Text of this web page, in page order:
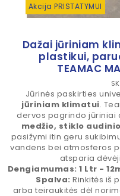
Akcija PRISTATYMUI
Dažai jūriniam
plastikui,
TEAMAC
Jūrinės paskirties
jūriniam klimatui.
dervos pagrindo jūriniai
medžio, stiklo
pasižymi itin geru
vandens bei atmosferos
atsparia
Dengiamumas: 1 Ltr -
Spalva: Rinkitės iš
arba teiraukitės dėl